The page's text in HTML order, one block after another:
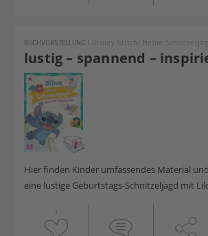
lustig – spannend –
BUCHVORSTELLUNG | Disney Stitch: Meine
Hier finden Kinder umfassendes Material
eine lustige Geburtstags-Schnitzeljagd mit
1